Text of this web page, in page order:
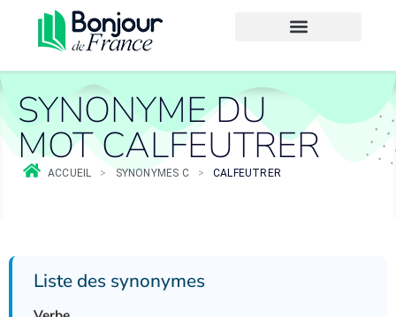
SYNONYME DU
MOT CALFEUTRER
ACCUEIL > SYNONYMES C > CALFEUTRER
Liste des synonymes